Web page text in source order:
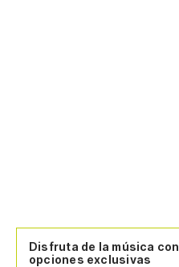
Disfruta de la música con
opciones exclusivas